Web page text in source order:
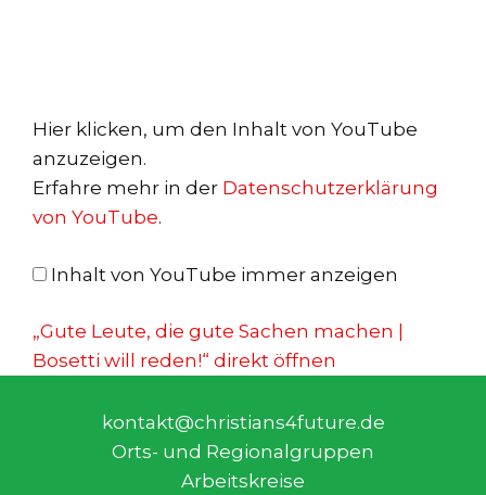
„Gute
Leute,
die
gute
machen
will
reden!“
YouTube
anzeigen
Hier klicken, um den Inhalt von YouTube
anzuzeigen.
Erfahre mehr in der Datenschutzerklärung
von YouTube.
Inhalt von YouTube immer anzeigen
„Gute Leute, die gute Sachen machen |
Bosetti will reden!“ direkt öffnen
kontakt@christians4future.de
Orts- und Regionalgruppen
Arbeitskreise